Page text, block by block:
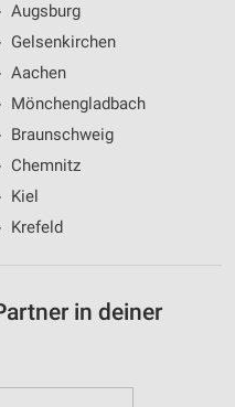
Augsburg
Gelsenkirchen
Aachen
Mönchengladbach
Braunschweig
Chemnitz
Kiel
Krefeld
in deiner